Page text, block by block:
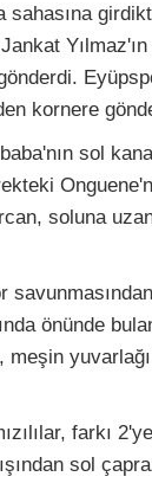
kornere
sol
soluna
önünde
farkı
sol